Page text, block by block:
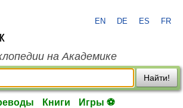
EN DE ES FR
на Академике
Найти!
Книги Игры ⚽